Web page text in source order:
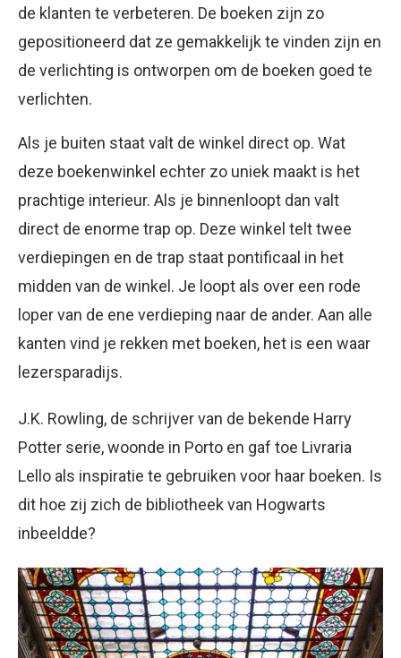
de klanten te verbeteren. De boeken zijn zo
gepositioneerd dat ze gemakkelijk te vinden zijn en
de verlichting is ontworpen om de boeken goed te
verlichten.
Als je buiten staat valt de winkel direct op. Wat
deze boekenwinkel echter zo uniek maakt is het
prachtige interieur. Als je binnenloopt dan valt
direct de enorme trap op. Deze winkel telt twee
verdiepingen en de trap staat pontificaal in het
midden van de winkel. Je loopt als over een rode
loper van de ene verdieping naar de ander. Aan alle
kanten vind je rekken met boeken, het is een waar
lezersparadijs.
J.K. Rowling, de schrijver van de bekende Harry
Potter serie, woonde in Porto en gaf toe Livraria
Lello als inspiratie te gebruiken voor haar boeken. Is
dit hoe zij zich de bibliotheek van Hogwarts
inbeeldde?